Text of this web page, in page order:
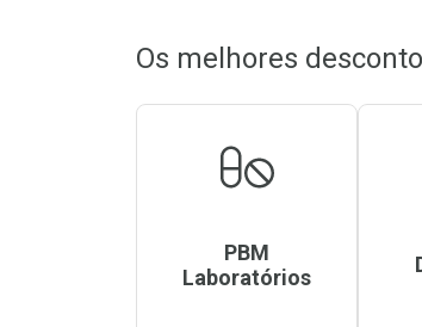
Os melhores
PBM
Laboratórios